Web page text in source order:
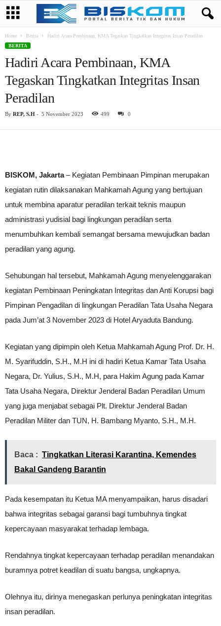
Home Berita
Hadiri Acara Pembinaan, KMA Tegaskan Tingkatkan Integritas Insan Peradilan
BERITA
Hadiri Acara Pembinaan, KMA
Tegaskan Tingkatkan Integritas Insan
Peradilan
By REP, S.H - 5 November 2023 499 0
BISKOM, Jakarta– Kegiatan Pembinaan Pimpinan merupakan
kegiatan rutin dilaksanakan Mahkamah Agung yang bertujuan
untuk membina aparatur peradilan terkait teknis maupun
administrasi yudisial bagi lingkungan peradilan serta
menumbuhkan kembali semangat bersama mewujudkan badan
peradilan yang agung.
Sehubungan hal tersebut, Mahkamah Agung menyelenggarakan
kegiatan Pembinaan Peningkatan Integritas dan Anti Korupsi bagi
Pimpinan Pengadilan di lingkungan Peradilan Tata Usaha Negara
pada Jum’at 3 November 2023 di Hotel Aryaduta Bandung.
Kegiatan yang dipimpin oleh Ketua Mahkamah Agung Prof. Dr. H.
M. Syarifuddin, S.H., M.H ini di hadiri Ketua Kamar Tata Usaha
Negara, Dr. Yulius, S.H., M.H, para Hakim Agung pada Kamar
Tata Usaha Negara, Direktur Jenderal Badan Peradilan Umum
yang juga menjabat sebagai Plt. Direktur Jenderal Badan
Peradilan Militer dan TUN, H. Bambang Myanto, S.H., M.H.
Baca : Tingkatkan Literasi Karantina, Kemendes
Bakal Gandeng Barantin
Pada kesempatan itu Ketua MA menyampaikan, harus disadari
bahwa integritas sebagai garansi bagi tumbuhnya tingkat
kepercayaan masyarakat terhadap lembaga.
Rendahnya tingkat kepercayaan terhadap peradilan menandakan
buramnya potret keadilan di suatu bangsa, ungkapnya.
Olehnya itu, dirinya menegaskan perlunya peningkatan integritas
insan peradilan.